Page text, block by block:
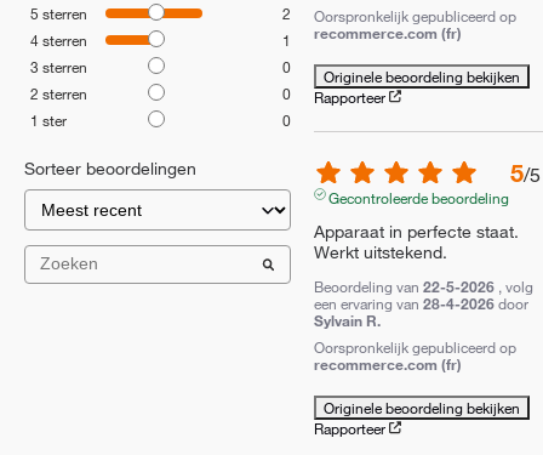
5 sterren
2
4sterren
1
3 sterren
0
2 sterren
0
1 ster 0
Sorteer beoordelingen
Oorspronkelijk gepubliceerd op
recommerce.com (fr)
Originele beoordeling bekijken
Rapporteer
5/5
Gecontroleerde beoordeling
Apparaat in perfecte staat.
Werkt uitstekend.
Beoordeling van 22-5-2026 , volg
een ervaring van 28-4-2026 door
Sylvain R.
Oorspronkelijk gepubliceerd op
recommerce.com (fr)
Originele beoordeling bekijken
Rapporteer